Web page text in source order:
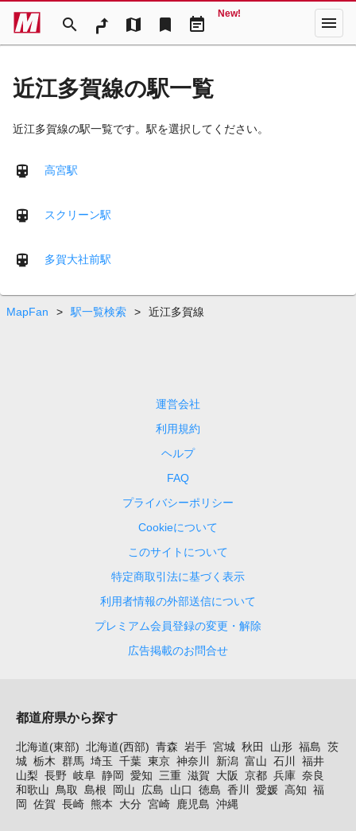
search map bookmark event_note
New! menu
近江多賀線の駅一覧
近江多賀線の駅一覧です。駅を選択してください。
高宮駅
スクリーン駅
多賀大社前駅
MapFan > 駅一覧検索 > 近江多賀線
運営会社
利用規約
ヘルプ
FAQ
プライバシーポリシー
Cookieについて
このサイトについて
特定商取引法に基づく表示
利用者情報の外部送信について
プレミアム会員登録の変更・解除
広告掲載のお問合せ
都道府県から探す
北海道(東部) 北海道(西部) 青森 岩手 宮城 秋田 山形 福島 茨
城 栃木 群馬 埼玉 千葉 東京 神奈川 新潟 富山 石川
福井
山梨 長野 岐阜 静岡 愛知 三重 滋賀 大阪 京都 兵庫 奈良
和歌山 鳥取 島根 岡山 広島 山口 徳島 香川 愛媛 高知 福
岡
佐賀 長崎 熊本 大分 宮崎 鹿児島 沖縄